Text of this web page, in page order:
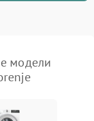
модели